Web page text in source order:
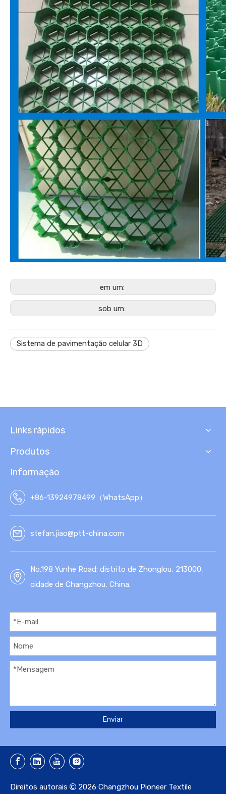
em um:
sob um:
Sistema de pavimentação celular 3D
Links rápidos
Produtos
Informação
+86-13924978499（WhatsApp）
stefan.jiao@ptt-china.com
No.198 Yunhe Road: distrito de Zhonglou, 213000,
cidade de Changzhou, China.
Enviar
Direitos autorais  2026 Changzhou Pioneer Textile